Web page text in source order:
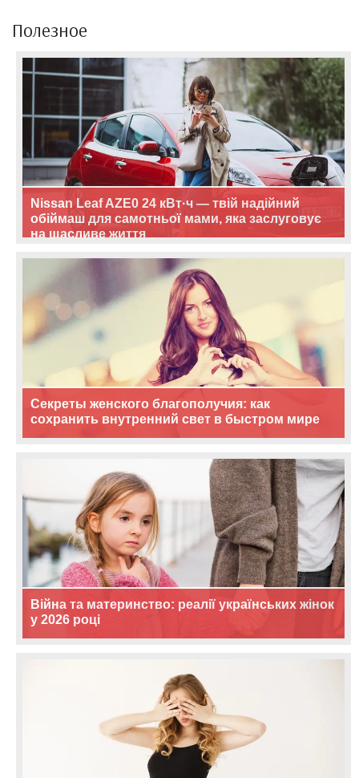
Полезное
Nissan Leaf AZE0 24 кВт·ч — твій надійний
обіймаш для самотньої мами, яка заслуговує
на щасливе життя
Секреты женского благополучия: как
сохранить внутренний свет в быстром мире
Війна та материнство: реалії українських жінок
у 2026 році